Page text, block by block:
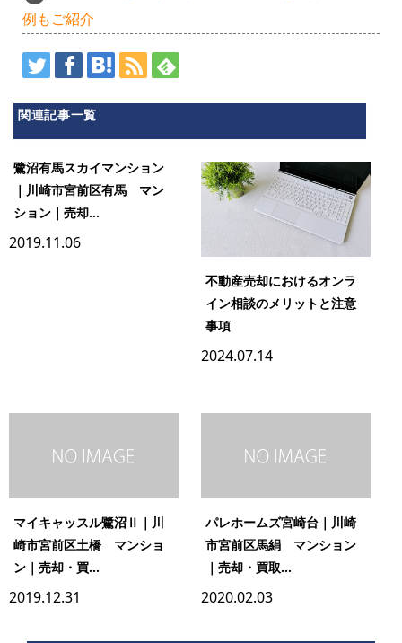
例もご紹介
関連記事一覧
鷺沼有馬スカイマンション
｜川崎市宮前区有馬 マン
ション｜売却...
2019.11.06
不動産売却におけるオンラ
イン相談のメリットと注意
事項
2024.07.14
マイキャッスル鷺沼Ⅱ｜川
崎市宮前区土橋 マンショ
ン｜売却・買...
2019.12.31
パレホームズ宮崎台｜川崎
市宮前区馬絹 マンション
｜売却・買取...
2020.02.03